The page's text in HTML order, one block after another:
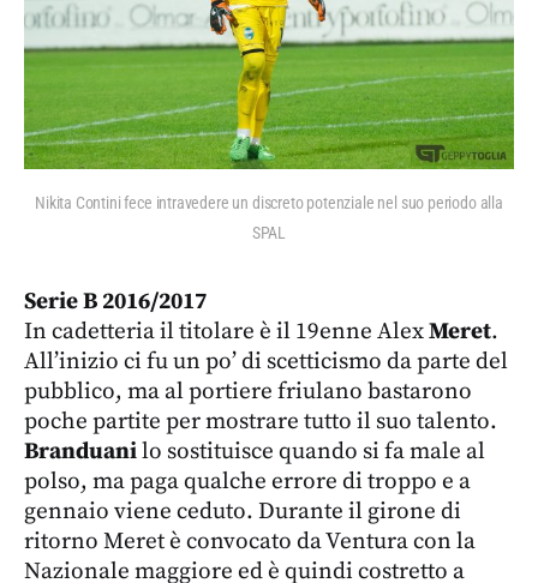
Nikita Contini fece intravedere un discreto potenziale nel suo periodo alla
SPAL
Serie B 2016/2017
In cadetteria il titolare è il 19enne AlexMeret.
All’inizio ci fu un po’ di scetticismo da parte del
pubblico, ma al portiere friulano bastarono
poche partite per mostrare tutto il suo talento.
Branduanilo sostituisce quando si fa male al
polso, ma paga qualche errore di troppo e a
gennaio viene ceduto. Durante il girone di
ritorno Meret è convocato da Ventura con la
Nazionale maggiore ed è quindi costretto a